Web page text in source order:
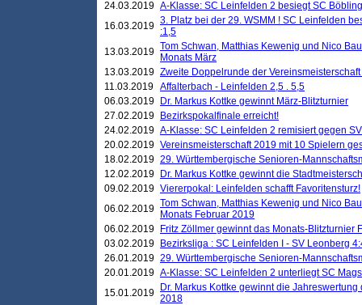
24.03.2019 A-Klasse: SC Leinfelden 2 besiegt SC
16.03.2019 3. Platz bei der 29. WSMM ! SC Leinfelden
:1,5
13.03.2019 Tom Schwan, Matthias Kewenig und Nico
Monats März
13.03.2019 Zweite Doppelrunde der
11.03.2019 Affalterbach - Leinfelden 2,5 . 5,5
06.03.2019
Dr. Markus Kottke gewinnt März-Blitzturnier
27.02.2019
Bezirkspokalfinale erreicht!
24.02.2019 A-Klasse: SC Leinfelden 2 remisiert gegen
20.02.2019 Vereinsmeisterschaft 2019 mit 10 Spielern
18.02.2019 29. Württembergische Senioren-
12.02.2019
Dr. Markus Kottke gewinnt die
09.02.2019 Viererpokal: Leinfelden schafft Favoritensturz!
06.02.2019 Tom Schwan, Matthias Kewenig und Nico
Monats Februar 2019
06.02.2019
Fritz Zöllmer gewinnt das Monats-Blitzturnier
03.02.2019
Bezirksliga : SC Leinfelden I - SV Leonberg
26.01.2019 29. Württembergische Senioren-
20.01.2019 A-Klasse: SC Leinfelden 2 unterliegt SC
15.01.2019
Dr. Markus Kottke gewinnt die
2018